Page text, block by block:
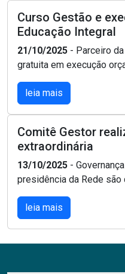
Curso Gestão e
Educação Integral
21/10/2025 - Parceiro
gratuita em execução
leia mais
Comitê Gestor
extraordinária
13/10/2025 -
presidência da Rede são
leia mais